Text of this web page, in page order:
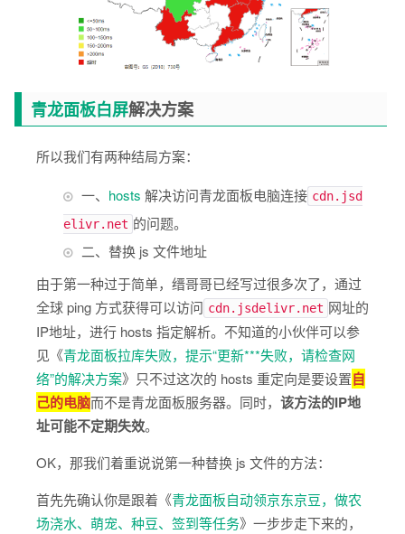
青龙面板白屏解决方案
所以我们有两种结局方案：
一、 hosts 解决访问青龙面板电脑连接 cdn.jsd
elivr.net 的问题。
二、替换 js 文件地址
由于第一种过于简单，缙哥哥已经写过很多次了，通过
全球 ping 方式获得可以访问 cdn.jsdelivr.net 网址的
IP地址，进行 hosts 指定解析。不知道的小伙伴可以参
见《青龙面板拉库失败，提示“更新***失败，请检查网
络”的解决方案》只不过这次的 hosts 重定向是要设置自
己的电脑而不是青龙面板服务器。同时， 该方法的IP地
址可能不定期失效。
OK，那我们着重说说第一种替换 js 文件的方法：
首先先确认你是跟着《青龙面板自动领京东京豆，做农
场浇水、萌宠、种豆、签到等任务》一步步走下来的，